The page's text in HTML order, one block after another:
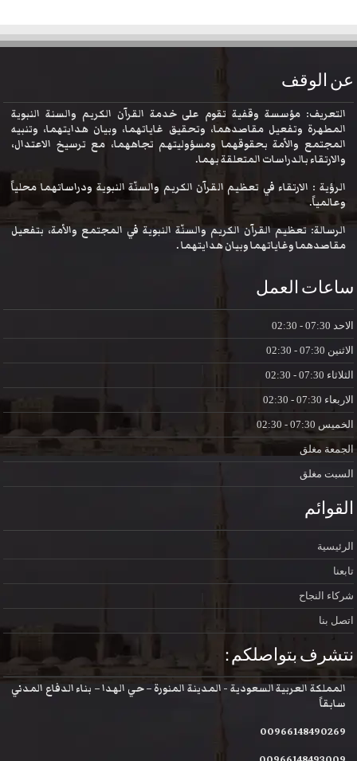
عن الوقف
التعريف: مؤسسة وقفية تقوم على خدمة القرآن الكريم والسنة النبوية
المطهرة وتفعيل مقاصدهما، وتحقيق غاياتهما، وبيان هدايتهما، وتنبيه
المجتمع والأمة بحقوقهما ومسؤوليتهم تجاههما، مع ترسيخ الاعتدال،
والارتقاء بالدراسات المتعلقة بهما.
الرؤية : الارتقاء في تعظيم القرآن الكريم والسنّة النبوية ودراساتهما محلياً
وعالمياً.
الرسالة: تعظيم القرآن الكريم والسنّة النبوية في المجتمع والأمة، بتفعيل
مقاصدهما وغاياتهما وبيان هدايتهما .
ساعات العمل
الاحد
الاثنين
الثلاثاء
الاربعاء
الخميس
الجمعة مغلق
السبت مغلق
القوائم
الرئيسية
تابعنا
شركاء النجاح
اتصل بنا
نتشرف بتواصلكم :
المملكة العربية السعودية - المدينة المنورة – حي الهدا – بناء الدفاع المدني
سابقاً
00966148490269